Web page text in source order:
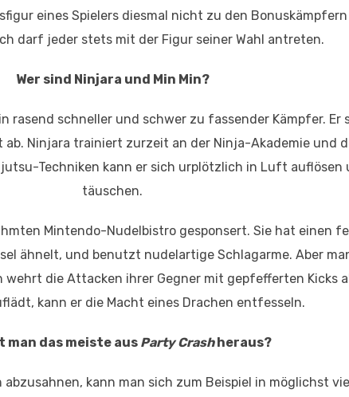
eines Spielers diesmal nicht zu den
darf jeder stets mit der Figur seiner Wahl antreten.
Wer sind Ninjara und Min Min?
rasend schneller und schwer zu fassender Kämpfer.
Ninjara trainiert zurzeit an der Ninja-Akademie und
Techniken kann er sich urplötzlich in Luft auflösen
täuschen.
Mintendo-Nudelbistro gesponsert. Sie hat einen
ähnelt, und benutzt nudelartige Schlagarme. Aber
die Attacken ihrer Gegner mit gepfefferten Kicks
kann er die Macht eines Drachen entfesseln.
man das meiste aus Party Crashheraus?
kann man sich zum Beispiel in möglichst